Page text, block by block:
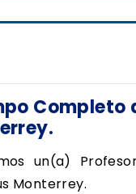
Completo
un(a)
Monterrey.